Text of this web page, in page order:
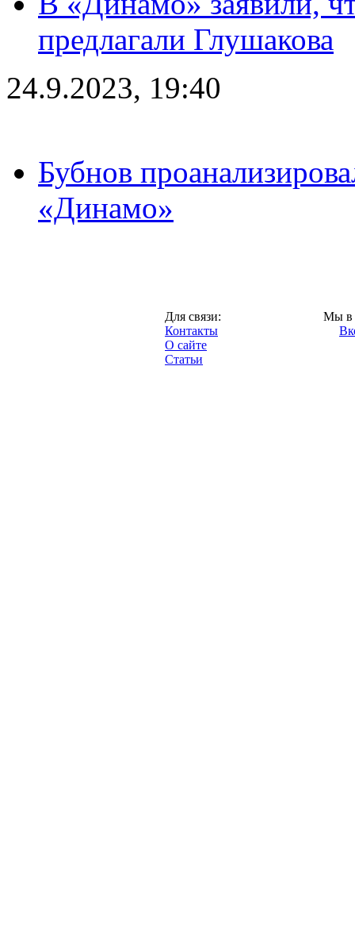
предлагали Глушакова
24.9.2023, 19:40
Бубнов
«Динамо»
Для связи:
Контакты
О сайте
Статьи
Мы в